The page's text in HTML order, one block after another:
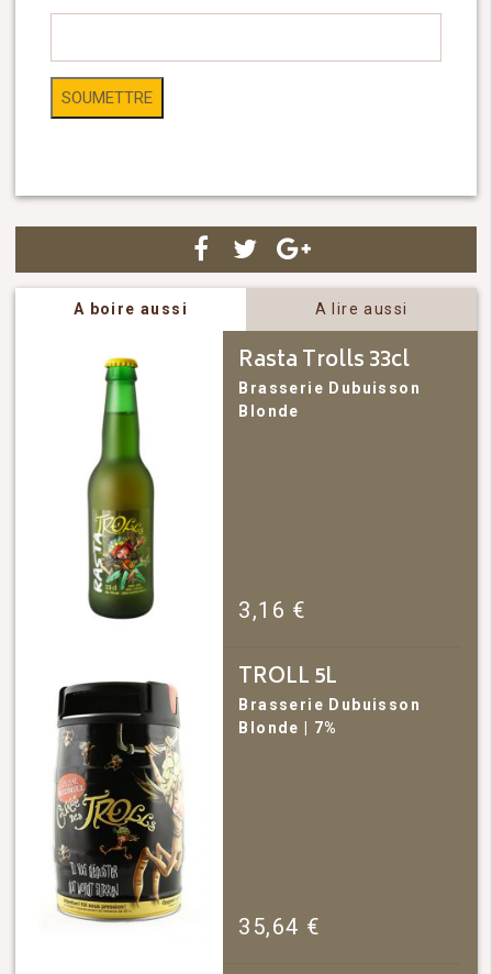
A boire aussi A lire aussi
Rasta Trolls 33cl
Brasserie Dubuisson
Blonde
3,16 €
TROLL 5L
Brasserie Dubuisson
Blonde
| 7%
35,64 €